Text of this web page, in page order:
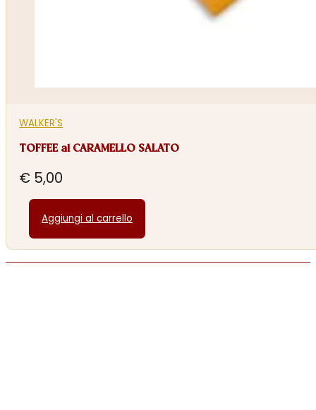
WALKER'S
TOFFEE al CARAMELLO SALATO
€ 5,00
Aggiungi al carrello